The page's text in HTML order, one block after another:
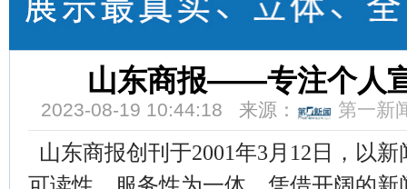
山东商报——专注个人
2023-08-19 10:44:18 来源： 第一新
山东商报创刊于2001年3月12日，以